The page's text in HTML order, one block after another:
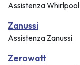
Assistenza Whirlpool
Zanussi
Assistenza Zanussi
Zerowatt